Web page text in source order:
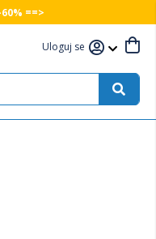
==>
Uloguj se